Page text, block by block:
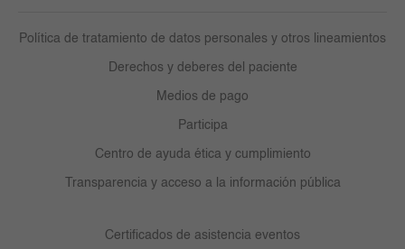
Política de tratamiento de datos personales y otros lineamientos
Derechos y deberes del paciente
Medios de pago
Participa
Centro de ayuda ética y cumplimiento
Transparencia y acceso a la información pública
Certificados de asistencia eventos